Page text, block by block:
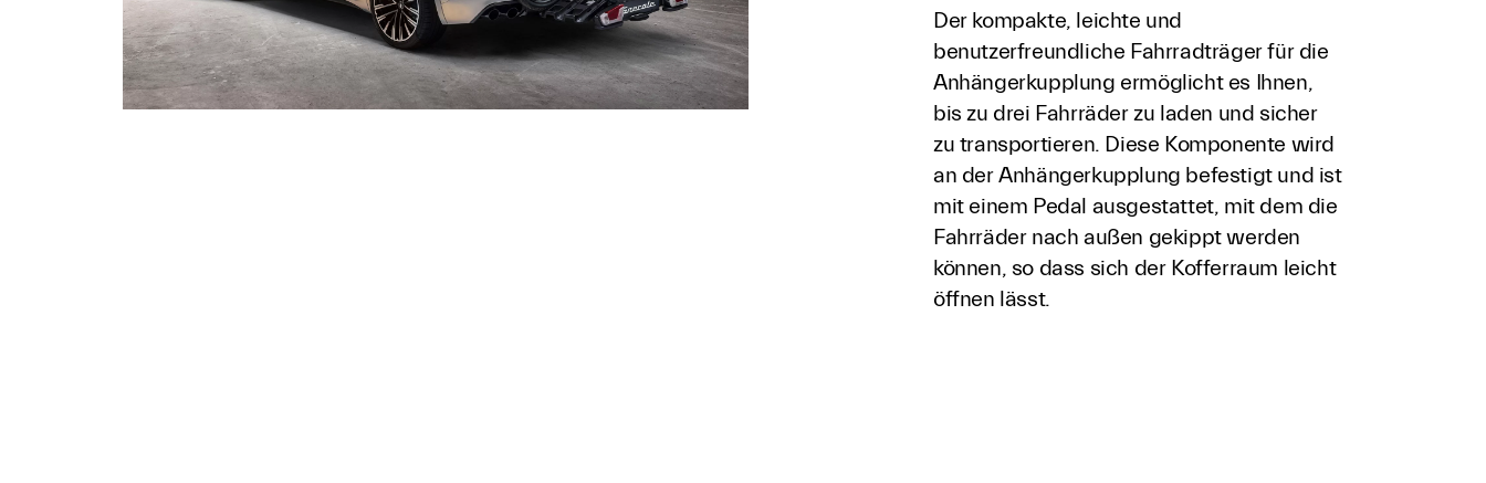
Der kompakte, leichte und
benutzerfreundliche Fahrradträger für die
Anhängerkupplung ermöglicht es Ihnen,
bis zu drei Fahrräder zu laden und sicher
zu transportieren. Diese Komponente wird
an der Anhängerkupplung befestigt und ist
mit einem Pedal ausgestattet, mit dem die
Fahrräder nach außen gekippt werden
können, so dass sich der Kofferraum leicht
öffnen lässt.